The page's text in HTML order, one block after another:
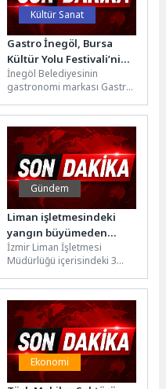
Kültür Sanat
Gastro İnegöl, Bursa
Kültür Yolu Festivali’nin
“Lezzet Noktası” Oldu
İnegöl Belediyesinin
gastronomi markası Gastro
Festivali kapsamında
Bursa’da belirlenen 50
“Lezzet...
Gündem
Liman işletmesindeki
yangın büyümeden
söndürüldü
İzmir Liman İşletmesi
Müdürlüğü içerisindeki 3
yer alan Arşiv ve
Marangozhane...
Ekonomi